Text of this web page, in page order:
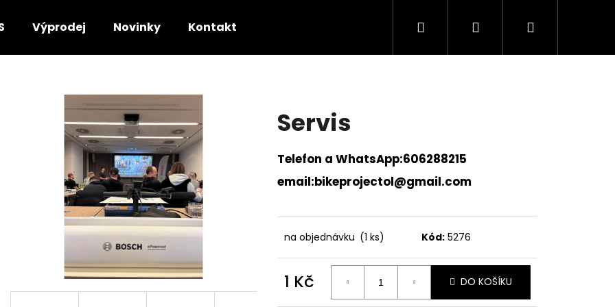
Výprodej Novinky Kontakt Hledat PřihlášeníNákupní
Servis
Telefon a WhatsApp:606288215
email:bikeprojectol@gmail.com
na objednávku (1 ks) Kód: 5276
1 Kč DO KOŠÍKU
HLEDAT
Doporučujeme
Následující